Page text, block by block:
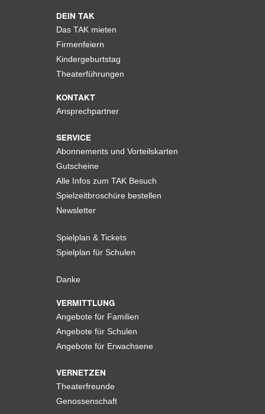
DEIN TAK
Das TAK mieten
Firmenfeiern
Kindergeburtstag
Theaterführungen
KONTAKT
Ansprechpartner
SERVICE
Abonnements und Vorteilskarten
Gutscheine
Alle Infos zum TAK Besuch
Spielzeitbroschüre bestellen
Newsletter
Spielplan & Tickets
Spielplan für Schulen
Danke
VERMITTLUNG
Angebote für Familien
Angebote für Schulen
Angebote für Erwachsene
VERNETZEN
Theaterfreunde
Genossenschaft